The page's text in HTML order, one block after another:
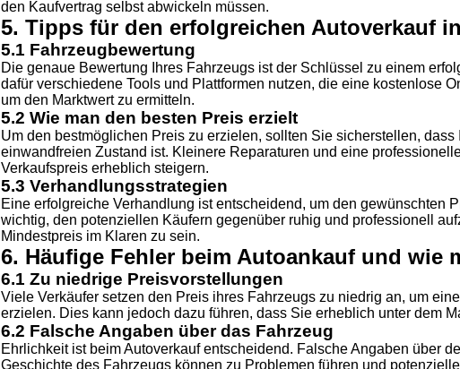
den Kaufvertrag selbst abwickeln müssen.
5. Tipps für den erfolgreichen Autoverkauf
5.1 Fahrzeugbewertung
Die genaue Bewertung Ihres Fahrzeugs ist der Schlüssel zu einem
dafür verschiedene Tools und Plattformen nutzen, die eine kostenlose
um den Marktwert zu ermitteln.
5.2 Wie man den besten Preis erzielt
Um den bestmöglichen Preis zu erzielen, sollten Sie sicherstellen, dass
einwandfreien Zustand ist. Kleinere Reparaturen und eine
Verkaufspreis erheblich steigern.
5.3 Verhandlungsstrategien
Eine erfolgreiche Verhandlung ist entscheidend, um den gewünschten
wichtig, den potenziellen Käufern gegenüber ruhig und professionell
Mindestpreis im Klaren zu sein.
6. Häufige Fehler beim Autoankauf und wie
6.1 Zu niedrige Preisvorstellungen
Viele Verkäufer setzen den Preis ihres Fahrzeugs zu niedrig an, um
erzielen. Dies kann jedoch dazu führen, dass Sie erheblich unter dem
6.2 Falsche Angaben über das Fahrzeug
Ehrlichkeit ist beim Autoverkauf entscheidend. Falsche Angaben über
Geschichte des Fahrzeugs können zu Problemen führen und